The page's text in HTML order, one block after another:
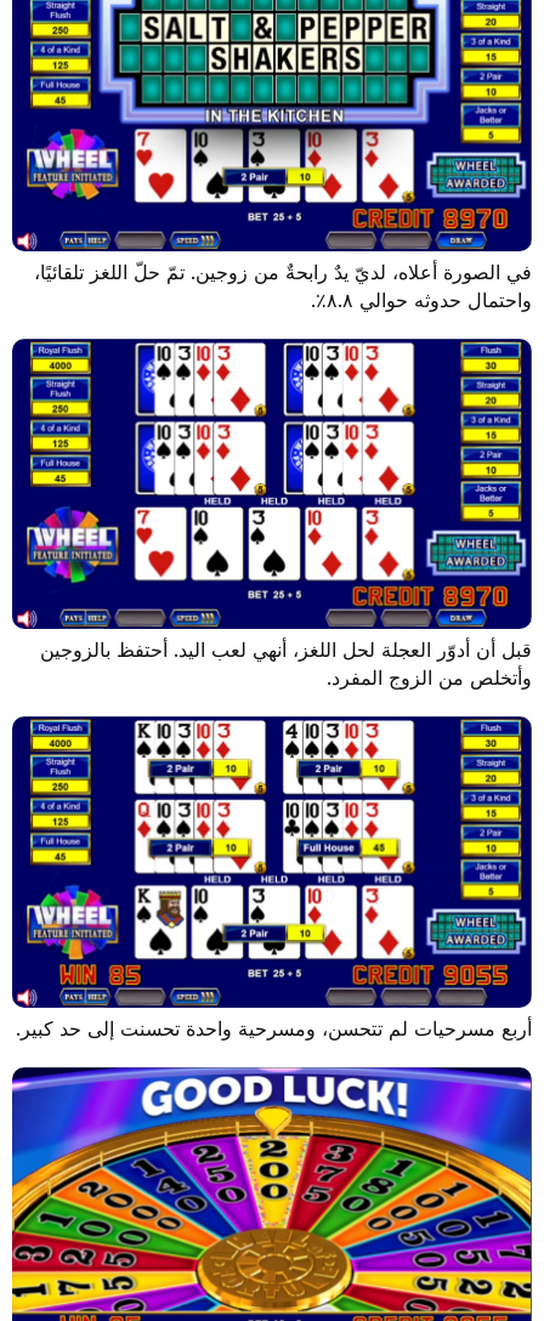
أعلاه، لديّ يدٌ رابحةٌ من زوجين. تمّ حلّ اللغز تلقائيًا،
حوالي ٨.٨٪.
العجلة لحل اللغز، أنهي لعب اليد. أحتفظ بالزوجين
الزوج المفرد.
لم تتحسن، ومسرحية واحدة تحسنت إلى حد كبير.